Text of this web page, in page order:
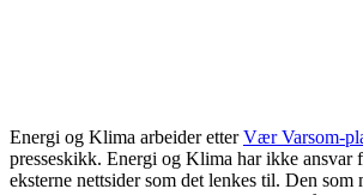
Energi og Klima arbeider etter Vær Varsom-
presseskikk. Energi og Klima har ikke ansvar
eksterne nettsider som det lenkes til. Den som